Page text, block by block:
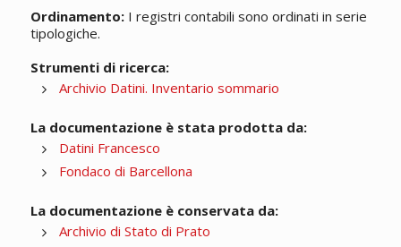
Ordinamento:I registri contabili sono ordinati in serie
tipologiche.
Strumenti di ricerca:
Archivio Datini. Inventario sommario
La documentazione è stata prodotta da:
Datini Francesco
Fondaco di Barcellona
La documentazione è conservata da:
Archivio di Stato di Prato